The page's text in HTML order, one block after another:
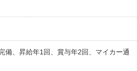
備、昇給年1回、賞与年2回、マイカー通